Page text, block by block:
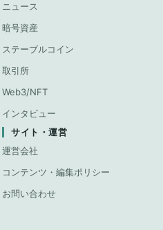
ニュース
暗号資産
ステーブルコイン
取引所
Web3/NFT
インタビュー
サイト・運営
運営会社
コンテンツ・編集ポリシー
お問い合わせ